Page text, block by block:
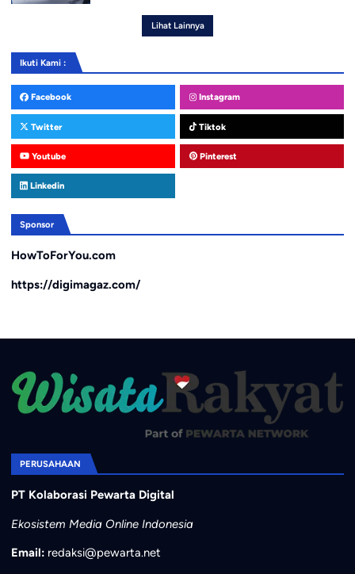
Lihat Lainnya
Ikuti Kami :
Facebook Instagram
Twitter Tiktok
Youtube Pinterest
Linkedin
Sponsor
HowToForYou.com
https://digimagaz.com/
PERUSAHAAN
PT Kolaborasi Pewarta Digital
Ekosistem Media Online Indonesia
Email: redaksi@pewarta.net